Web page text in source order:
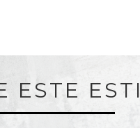
ESTE